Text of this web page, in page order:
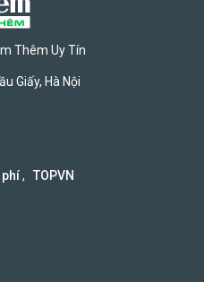
Thêm Uy Tín
Giấy, Hà Nội
phí, TOPVN